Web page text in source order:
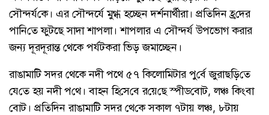
সৌন্দর্য‌কে। এর সৌন্দর্যে মুগ্ধ হচ্ছেন দর্শনার্থীরা। প্রতিদিন হ্র‌দের
পা‌নি‌তে ফুটছে সাদা শাপলা। শাপলার এ সৌন্দর্য উপভোগ করার
জন্য দূরদূরান্ত থেকে পর্যটকরা ভিড় জমাচ্ছেন।
রাঙামাটি সদর থেকে নদী পথে ৫৭ কিলোমিটার পু‌র্বে জুরাছ‌ড়ি‌তে
যে‌তে হয় নদী প‌থে। বাহন হি‌সে‌বে র‌য়ে‌ছে স্পীড‌বোট, লঞ্চ কিংবা
বো‌ট। প্র‌তি‌দিন রাঙামা‌টি সদর থে‌কে সকাল ৭টায় লঞ্চ, ৮টায়